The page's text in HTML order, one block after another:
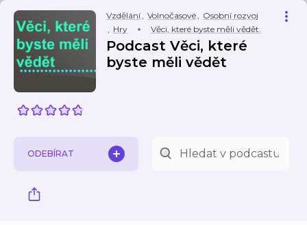
Vzdělání, Volnočasové, Osobní rozvoj
, Hry Věci, které byste měli vědět.
Podcast Věci, které
byste měli vědět
ODEBÍRAT